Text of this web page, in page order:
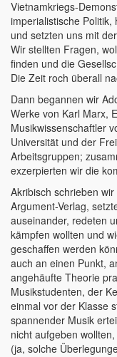
Vietnamkriegs-
imperialistische
und setzten uns mit
Wir stellten Fragen,
finden und die
Die Zeit roch überall
Dann begannen wir
Werke von Karl Marx,
Musikwissenschaftler
Universität und der
Arbeitsgruppen;
exzerpierten wir die
Akribisch schrieben
Argument-Verlag,
auseinander, redeten
kämpfen wollten und
geschaffen werden
auch an einen Punkt,
angehäufte Theorie
Musikstudenten, der
einmal vor der Klasse
spannender Musik
nicht aufgeben
(ja, solche